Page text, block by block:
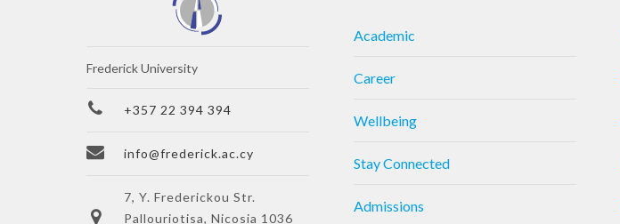
Frederick University
+357 22 394 394
info@frederick.ac.cy
7, Y. Frederickou Str.
Pallouriotisa, Nicosia 1036
Academic
Career
Wellbeing
Stay Connected
Admissions